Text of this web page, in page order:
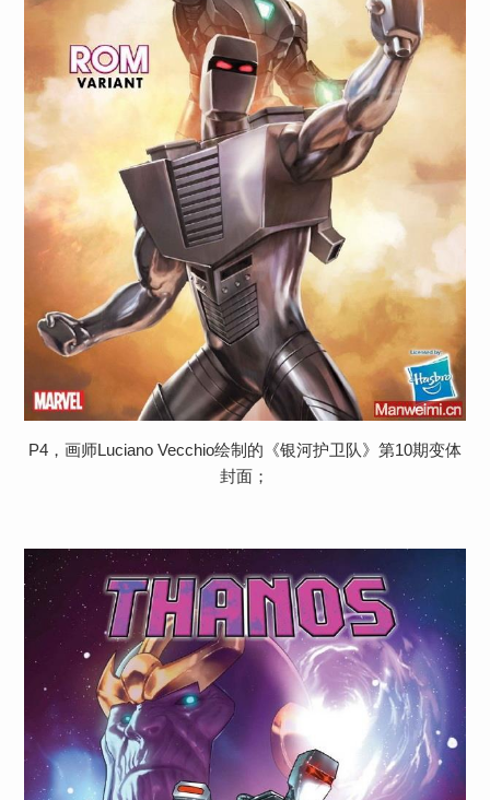
P4，画师Luciano Vecchio绘制的《银河护卫队》第10期变体
封面；